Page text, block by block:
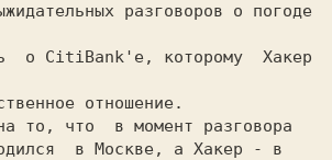
разговоров о погоде
о CitiBank'е, которому  Хакер
отношение.
на то, что
в момент разговора
в Москве, а Хакер - в